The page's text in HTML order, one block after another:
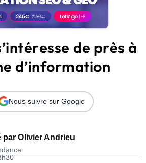
de près à
d’information
par Olivier Andrieu
Nous suivre sur Google